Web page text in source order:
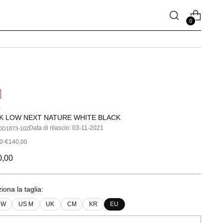
0
LOW NEXT NATURE WHITE BLACK
102Data di rilascio: 03-11-2021
€140,00
la taglia:
US M UK CM KR EU